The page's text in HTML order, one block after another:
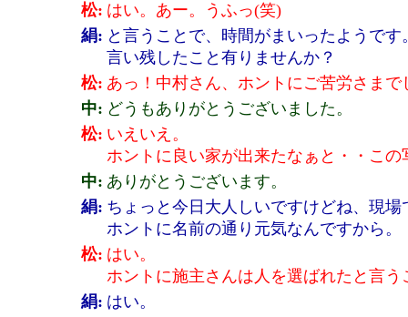
松: はい。あー。うふっ(笑)
絹: と言うことで、時間がまいったようです
言い残したこと有りませんか？
松: あっ！中村さん、ホントにご苦労さまで
中: どうもありがとうございました。
松: いえいえ。
ホントに良い家が出来たなぁと・・こ
中: ありがとうございます。
絹: ちょっと今日大人しいですけどね、現
ホントに名前の通り元気なんですから。
松: はい。
ホントに施主さんは人を選ばれたと言う
絹: はい。